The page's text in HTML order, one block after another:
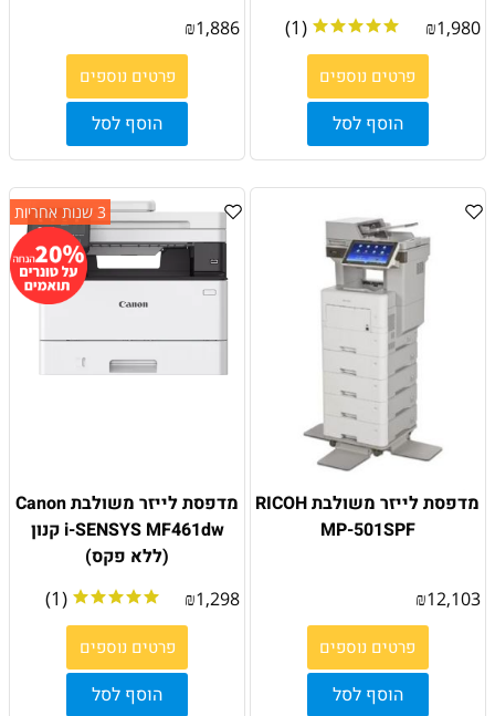
₪1,980
(1)
פרטים נוספים
הוסף לסל
₪1,886
פרטים נוספים
הוסף לסל
מדפסת לייזר משולבת RICOH
MP-501SPF
₪12,103
פרטים נוספים
הוסף לסל
3 שנות אחריות
מדפסת לייזר משולבת Canon
i-SENSYS MF461dw קנון
(ללא פקס)
₪1,298
(1)
פרטים נוספים
הוסף לסל